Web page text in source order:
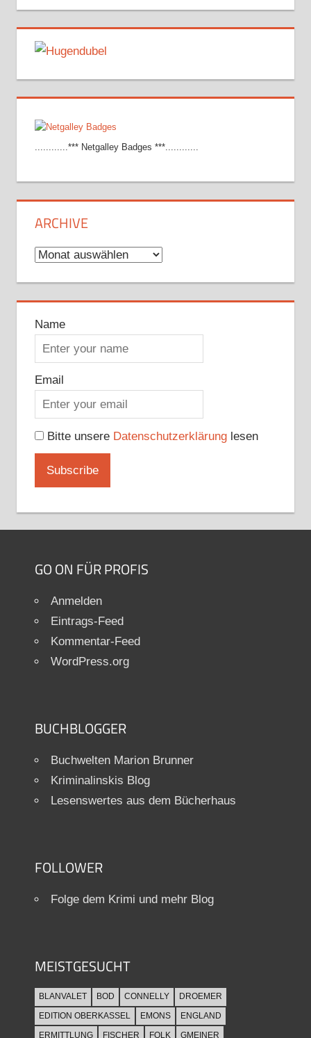
............*** Netgalley Badges ***............
ARCHIVE
Archive
Name
Email
Bitte unsere Datenschutzerklärunglesen
GO ON FÜR PROFIS
Anmelden
Eintrags-Feed
Kommentar-Feed
WordPress.org
BUCHBLOGGER
Buchwelten Marion Brunner
Kriminalinskis Blog
Lesenswertes aus dem Bücherhaus
FOLLOWER
Folge dem Krimi und mehr Blog
MEISTGESUCHT
BLANVALET BOD CONNELLY
DROEMER
EDITION OBERKASSEL
EMONS
ENGLAND
ERMITTLUNG
FISCHER FOLK GMEINER